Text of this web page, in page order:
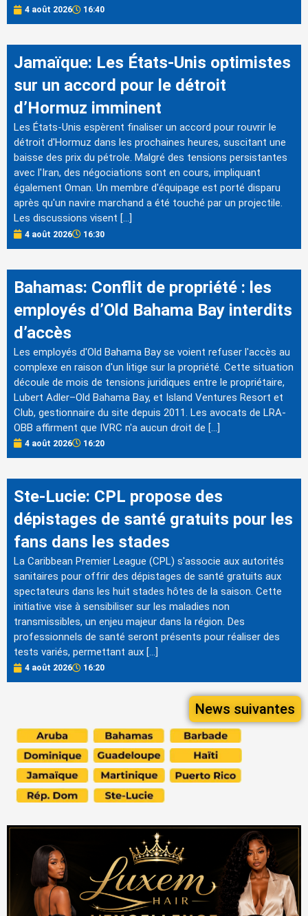
4 août 2026 16:40
Jamaïque: Les États-Unis optimistes
sur un accord pour le détroit
d’Hormuz imminent
Les États-Unis espèrent finaliser un accord pour rouvrir le
détroit d'Hormuz dans les prochaines heures, suscitant une
baisse des prix du pétrole. Malgré des tensions persistantes
avec l'Iran, des négociations sont en cours, impliquant
également Oman. Un membre d'équipage est porté disparu
après qu'un navire marchand a été touché par un projectile.
Les discussions visent […]
4 août 2026 16:30
Bahamas: Conflit de propriété : les
employés d’Old Bahama Bay interdits
d’accès
Les employés d'Old Bahama Bay se voient refuser l'accès au
complexe en raison d'un litige sur la propriété. Cette situation
découle de mois de tensions juridiques entre le propriétaire,
Lubert Adler–Old Bahama Bay, et Island Ventures Resort et
Club, gestionnaire du site depuis 2011. Les avocats de LRA-
OBB affirment que IVRC n'a aucun droit de […]
4 août 2026 16:20
Ste-Lucie: CPL propose des
dépistages de santé gratuits pour les
fans dans les stades
La Caribbean Premier League (CPL) s'associe aux autorités
sanitaires pour offrir des dépistages de santé gratuits aux
spectateurs dans les huit stades hôtes de la saison. Cette
initiative vise à sensibiliser sur les maladies non
transmissibles, un enjeu majeur dans la région. Des
professionnels de santé seront présents pour réaliser des
tests variés, permettant aux […]
4 août 2026 16:20
News suivantes